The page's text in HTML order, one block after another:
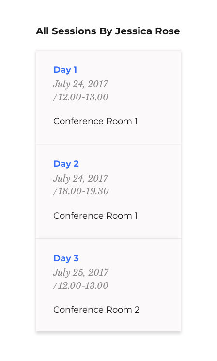
All Sessions By Jessica Rose
Day 1
July 24, 2017
12.00-13.00
Conference Room 1
Day 2
July 24, 2017
18.00-19.30
Conference Room 1
Day 3
July 25, 2017
12.00-13.00
Conference Room 2